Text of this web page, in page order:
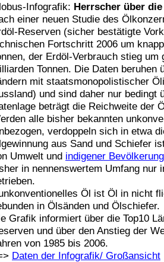
Infografik: Herrscher über
einer neuen Studie des
Reserven (sicher bestätigte
Fortschritt 2006 um
der Erdöl-Verbrauch stieg um
Tonnen. Die Daten beruhen
mit staatsmonopolistischer
und sind daher nur bedingt
beträgt die Reichweite der
alle bisher bekannten
verdoppeln sich in etwa
aus Sand und Schiefer
Umwelt und indigener Bevölkerung
in nennenswertem Umfang nur
Öl ist Öl in nicht
in Ölsänden und Ölschiefer.
Grafik informiert über die Top10
und über den Anstieg der
von 1985 bis 2006.
Daten der Infografik/ Großansicht